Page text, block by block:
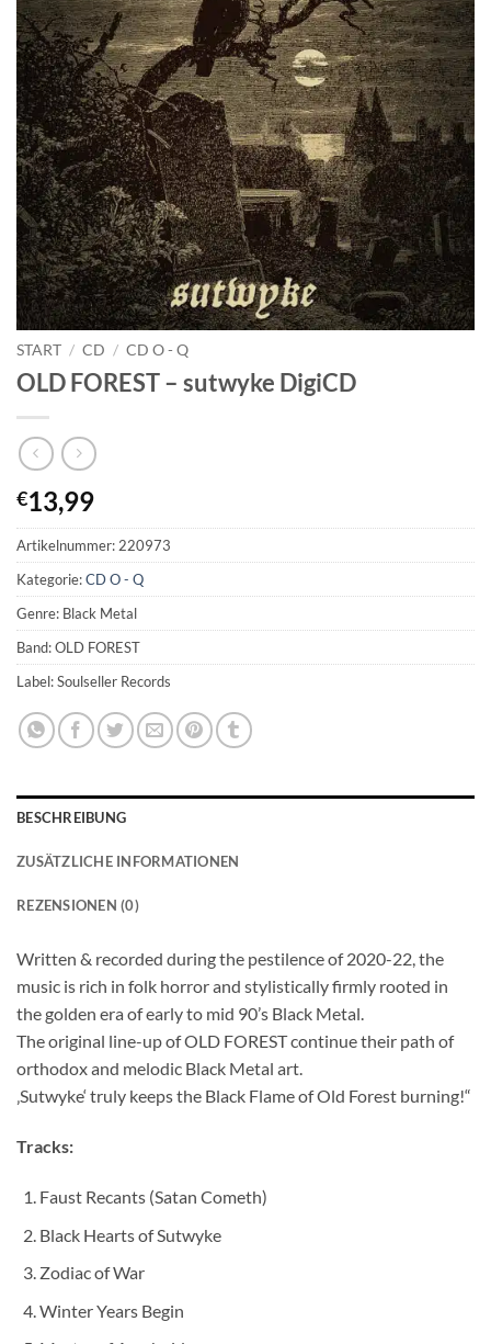
START / CD / CD O - Q
OLD FOREST – sutwyke DigiCD
€13,99
Artikelnummer:220973
Kategorie:CD O - Q
Genre: Black Metal
Band: OLD FOREST
Label: Soulseller Records
BESCHREIBUNG
ZUSÄTZLICHE INFORMATIONEN
REZENSIONEN (0)
Written & recorded during the pestilence of 2020-22, the
music is rich in folk horror and stylistically firmly rooted in
the golden era of early to mid 90’s Black Metal.
The original line-up of OLD FOREST continue their path of
orthodox and melodic Black Metal art.
‚Sutwyke‘ truly keeps the Black Flame of Old Forest burning!“
Tracks:
Faust Recants (Satan Cometh)
Black Hearts of Sutwyke
Zodiac of War
Winter Years Begin